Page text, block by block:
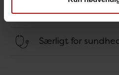
Behandling
Særligt for